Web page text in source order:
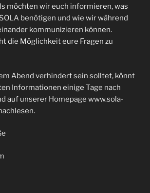
möchten wir euch informieren, was
benötigen und wie wir während
kommunizieren können.
die Möglichkeit eure Fragen zu
Abend verhindert sein solltet, könnt
Informationen einige Tage nach
auf unserer Homepage www.sola-